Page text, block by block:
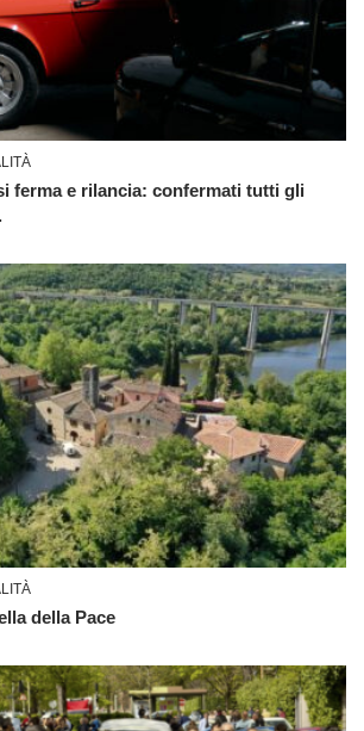
ferma e rilancia: confermati tutti gli
della Pace